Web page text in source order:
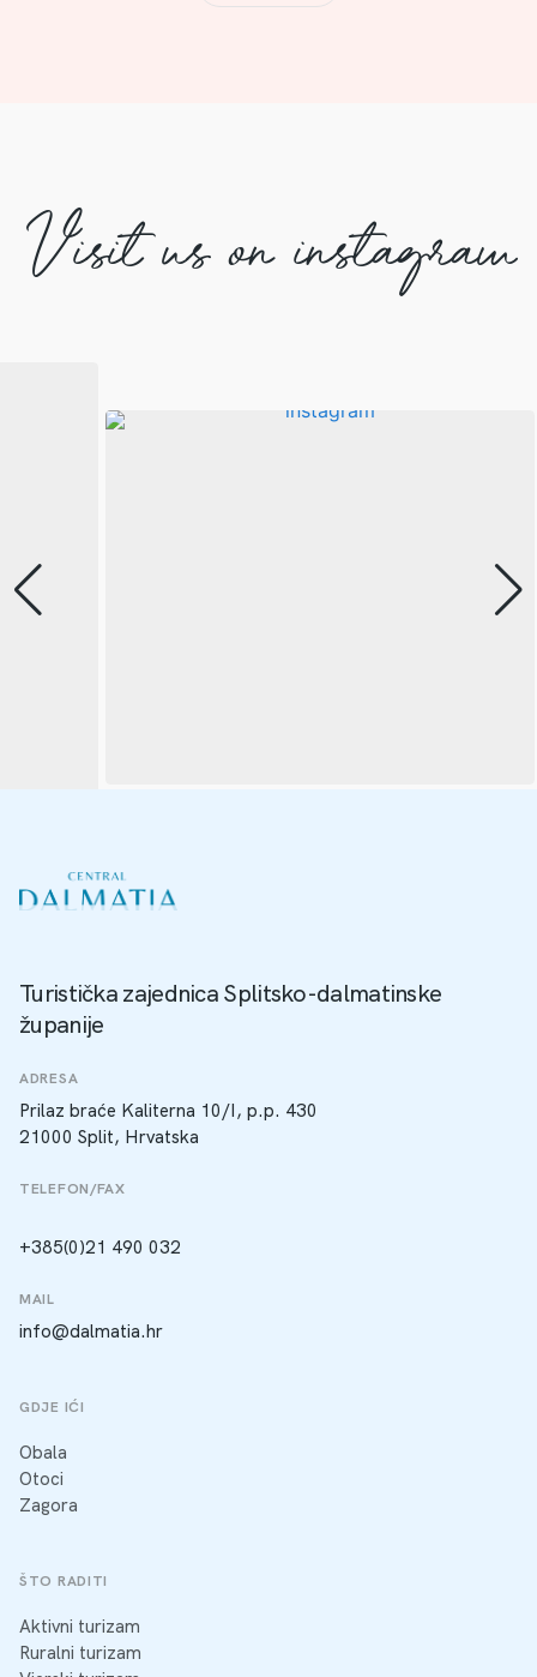
Visit us on instagram
Turistička zajednica Splitsko-dalmatinske
županije
ADRESA
Prilaz braće Kaliterna 10/I, p.p. 430
21000 Split, Hrvatska
TELEFON/FAX
+385(0)21 490 032
MAIL
info@dalmatia.hr
GDJE IĆI
Obala
Otoci
Zagora
ŠTO RADITI
Aktivni turizam
Ruralni turizam